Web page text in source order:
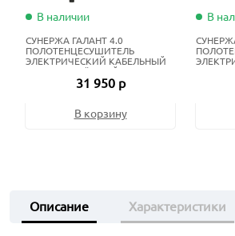
В наличии
СУНЕРЖА ГАЛАНТ 4.0
ПОЛОТЕНЦЕСУШИТЕЛЬ
ЭЛЕКТРИЧЕСКИЙ КАБЕЛЬНЫЙ
100Х50 СМ ТЁМНЫЙ ТИТАН
31 950 р
В корзину
В
Описание Характеристики